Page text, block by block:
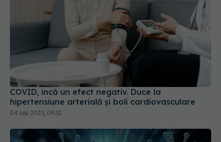
COVID, încă un efect negativ. Duce la
hipertensiune arterială și boli cardiovasculare
04 sep 2023, 09:32